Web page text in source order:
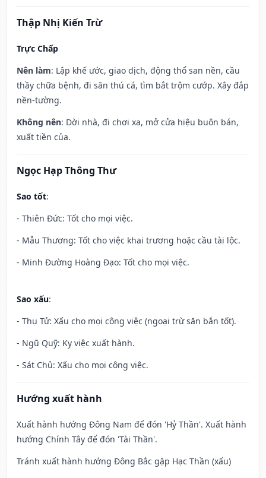
Thập Nhị Kiến Trừ
Trực Chấp
Nên làm: Lập khế ước, giao dịch, động thổ san nền, cầu
thầy chữa bệnh, đi săn thú cá, tìm bắt trộm cướp. Xây đắp
nền-tường.
Không nên: Dời nhà, đi chơi xa, mở cửa hiệu buôn bán,
xuất tiền của.
Ngọc Hạp Thông Thư
Sao tốt:
- Thiên Đức: Tốt cho mọi việc.
- Mẫu Thương: Tốt cho việc khai trương hoặc cầu tài lộc.
- Minh Đường Hoàng Đạo: Tốt cho mọi việc.
Sao xấu:
- Thụ Tử: Xấu cho mọi công việc (ngoại trừ săn bắn tốt).
- Ngũ Quỹ: Kỵ việc xuất hành.
- Sát Chủ: Xấu cho mọi công việc.
Hướng xuất hành
Xuất hành hướng Đông Nam để đón 'Hỷ Thần'. Xuất hành
hướng Chính Tây để đón 'Tài Thần'.
Tránh xuất hành hướng Đông Bắc gặp Hạc Thần (xấu)